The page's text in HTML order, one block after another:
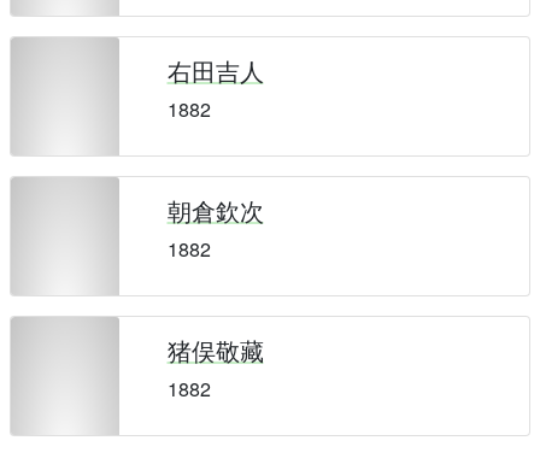
右田吉人
1882
朝倉欽次
1882
猪俣敬藏
1882